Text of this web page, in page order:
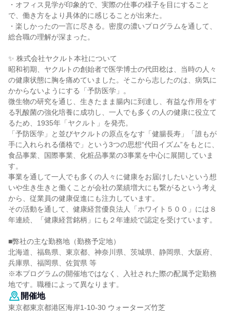
・オフィス見学が印象的で、実際の仕事の様子を目にすること
で、働き方をより具体的に感じることが出来た。
・楽しかったの一言に尽きる。密度の濃いプログラムを通して、
総合職の理解が深まった。
✨ 株式会社ヤクルト本社について
昭和初期、ヤクルトの創始者で医学博士の代田稔は、当時の人々
の健康状態に胸を痛めていました。そこから志したのは、病気に
かからないようにする「予防医学」。
微生物の研究を通じ、生きたまま腸内に到達し、有益な作用をす
る乳酸菌の強化培養に成功し、一人でも多くの人の健康に役立て
るため、1935年「ヤクルト」を発売。
「予防医学」と並びヤクルトの原点をなす「健腸長寿」「誰もが
手に入れられる価格で」という3つの思想“代田イズム”をもとに、
食品事業、国際事業、化粧品事業の3事業を中心に展開していま
す。
事業を通して一人でも多くの人々に健康をお届けしたいという想
いや生き生きと働くことが会社の業績増大にも繋がるという考え
から、従業員の健康促進にも注力しています。
その活動を通して、健康経営優良法人「ホワイト５００」には８
年連続、「健康経営銘柄」にも２年連続で認定を受けています。
■弊社の主な勤務地（勤務予定地）
北海道、福島県、東京都、神奈川県、茨城県、静岡県、大阪府、
兵庫県、福岡県、佐賀県 等
※本プログラムの開催地ではなく、入社された際の配属予定勤務
地です。職種によって異なります。
開催地
東京都東京都港区海岸1-10-30 ウォーターズ竹芝